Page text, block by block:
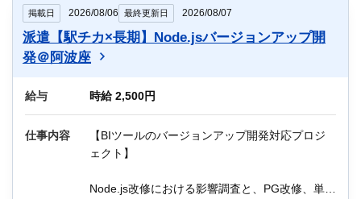
他にもIT関連のお仕事が多数あります。
迷っている方も、まずはお気軽にご相談くださ
い！
＼Q＆A／
Q：残業はどのくらいですか？
A：月10～20時間程度を想定しています。
A：平均年齢40歳くらいです。
掲載日 2026/08/06 最終更新日 2026/08/07
派遣【駅チカ×長期】Node.jsバージョンアップ開
発＠阿波座
給与 時給 2,500円
仕事内容
【BIツールのバージョンアップ開発対応プロジ
ェクト】
Node.js改修における影響調査と、PG改修、単体